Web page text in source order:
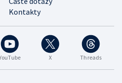
Kontakty
X Threads